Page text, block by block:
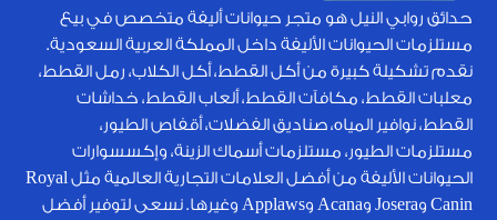
حدائق روابي النيل هو متجر حيوانات أليفة متخصص في بيع
مستلزمات الحيوانات الأليفة داخل المملكة العربية السعودية.
نقدم تشكيلة كبيرة من أكل القطط، أكل الكلاب، رمل القطط،
معلبات القطط، مكافآت القطط، ألعاب القطط، خداشات
القطط، نوافير المياه، صناديق الفضلات، أقفاص الطيور،
مستلزمات الطيور، مستلزمات أسماك الزينة، وإكسسوارات
الحيوانات الأليفة من أفضل العلامات التجارية العالمية مثل Royal
Canin وJosera وAcana وApplaws وغيرها. نسعى لتوفير أفضل